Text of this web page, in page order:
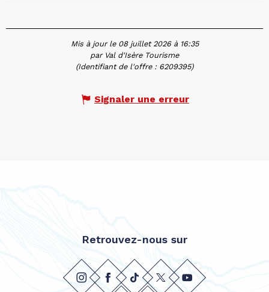
Mis à jour le 08 juillet 2026 à 16:35
par Val d'Isère Tourisme
(Identifiant de l'offre : 6209395)
Signaler une erreur
Retrouvez-nous sur